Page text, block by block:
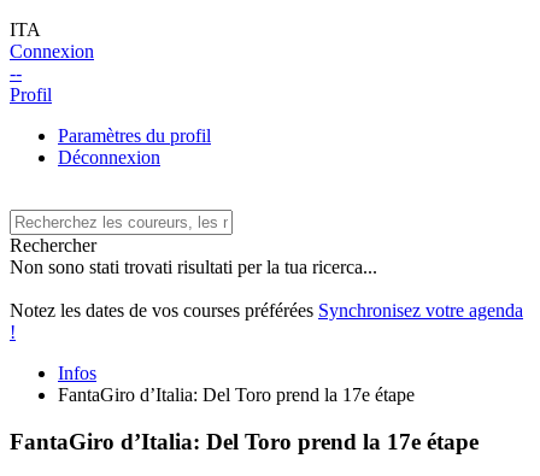
ITA
Connexion
--
Profil
Paramètres du profil
Déconnexion
Rechercher
Non sono stati trovati risultati per la tua ricerca...
Notez les dates de vos courses préférées Synchronisez votre agenda
!
Infos
FantaGiro d’Italia: Del Toro prend la 17e étape
FantaGiro d’Italia: Del Toro prend la 17e étape